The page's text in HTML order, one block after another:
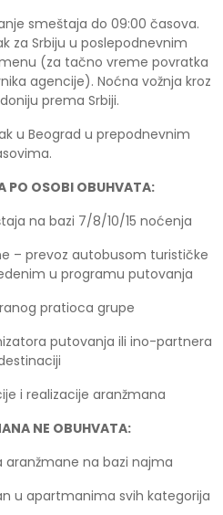
smeštaja do 09:00 časova.
za Srbiju u poslepodnevnim
(za tačno vreme povratka
agencije). Noćna vožnja kroz
prema Srbiji.
u Beograd u prepodnevnim
PO OSOBI OBUHVATA:
na bazi 7/8/10/15 noćenja
– prevoz autobusom turističke
u programu putovanja
pratioca grupe
putovanja ili ino-partnera
i realizacije aranžmana
NE OBUHVATA:
aranžmane na bazi najma
u apartmanima svih kategorija